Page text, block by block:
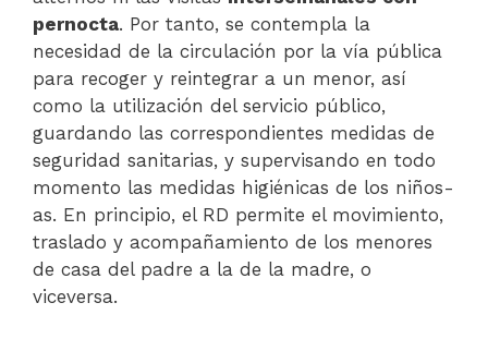
pernocta. Por tanto, se contempla la
necesidad de la circulación por la vía pública
para recoger y reintegrar a un menor, así
como la utilización del servicio público,
guardando las correspondientes medidas de
seguridad sanitarias, y supervisando en todo
momento las medidas higiénicas de los niños-
as. En principio, el RD permite el movimiento,
traslado y acompañamiento de los menores
de casa del padre a la de la madre, o
viceversa.